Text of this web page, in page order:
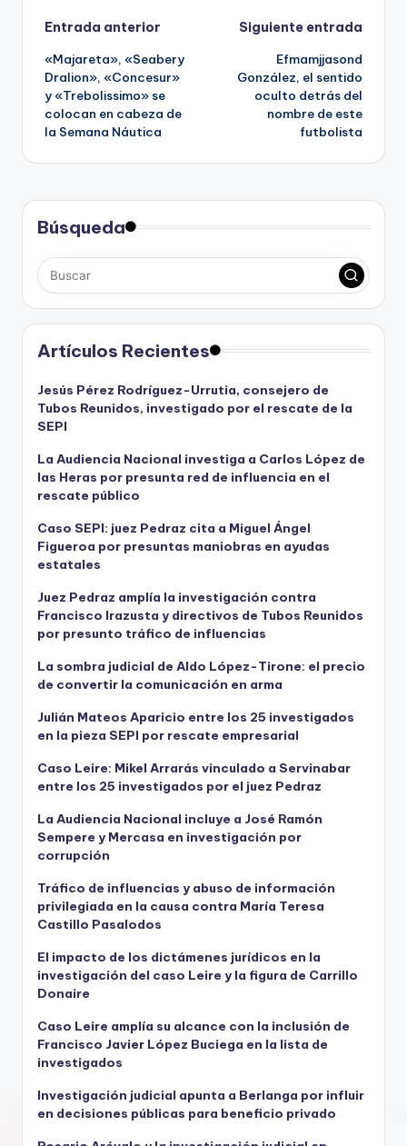
Navegación
de
entradas
Entrada anterior
«Majareta», «Seabery
Dralion», «Concesur»
y «Trebolissimo» se
colocan en cabeza de
la Semana Náutica
Siguiente entrada
Efmamjjasond
González, el sentido
oculto detrás del
nombre de este
futbolista
Búsqueda
Artículos Recientes
Jesús Pérez Rodríguez-Urrutia, consejero de
Tubos Reunidos, investigado por el rescate de la
SEPI
La Audiencia Nacional investiga a Carlos López de
las Heras por presunta red de influencia en el
rescate público
Caso SEPI: juez Pedraz cita a Miguel Ángel
Figueroa por presuntas maniobras en ayudas
estatales
Juez Pedraz amplía la investigación contra
Francisco Irazusta y directivos de Tubos Reunidos
por presunto tráfico de influencias
La sombra judicial de Aldo López-Tirone: el precio
de convertir la comunicación en arma
Julián Mateos Aparicio entre los 25 investigados
en la pieza SEPI por rescate empresarial
Caso Leire: Mikel Arrarás vinculado a Servinabar
entre los 25 investigados por el juez Pedraz
La Audiencia Nacional incluye a José Ramón
Sempere y Mercasa en investigación por
corrupción
Tráfico de influencias y abuso de información
privilegiada en la causa contra María Teresa
Castillo Pasalodos
El impacto de los dictámenes jurídicos en la
investigación del caso Leire y la figura de Carrillo
Donaire
Caso Leire amplía su alcance con la inclusión de
Francisco Javier López Buciega en la lista de
investigados
Investigación judicial apunta a Berlanga por influir
en decisiones públicas para beneficio privado